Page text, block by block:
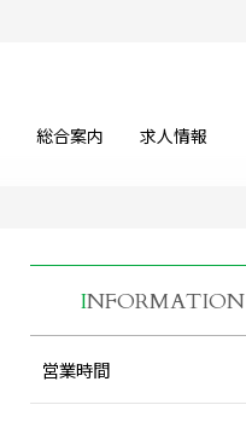
総合案内 求人情報
INFORMATION
営業時間